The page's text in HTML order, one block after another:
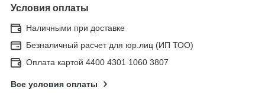
Условия оплаты
Наличными при доставке
Безналичный расчет для юр.лиц (ИП ТОО)
Оплата картой 4400 4301 1060 3807
Все условия оплаты